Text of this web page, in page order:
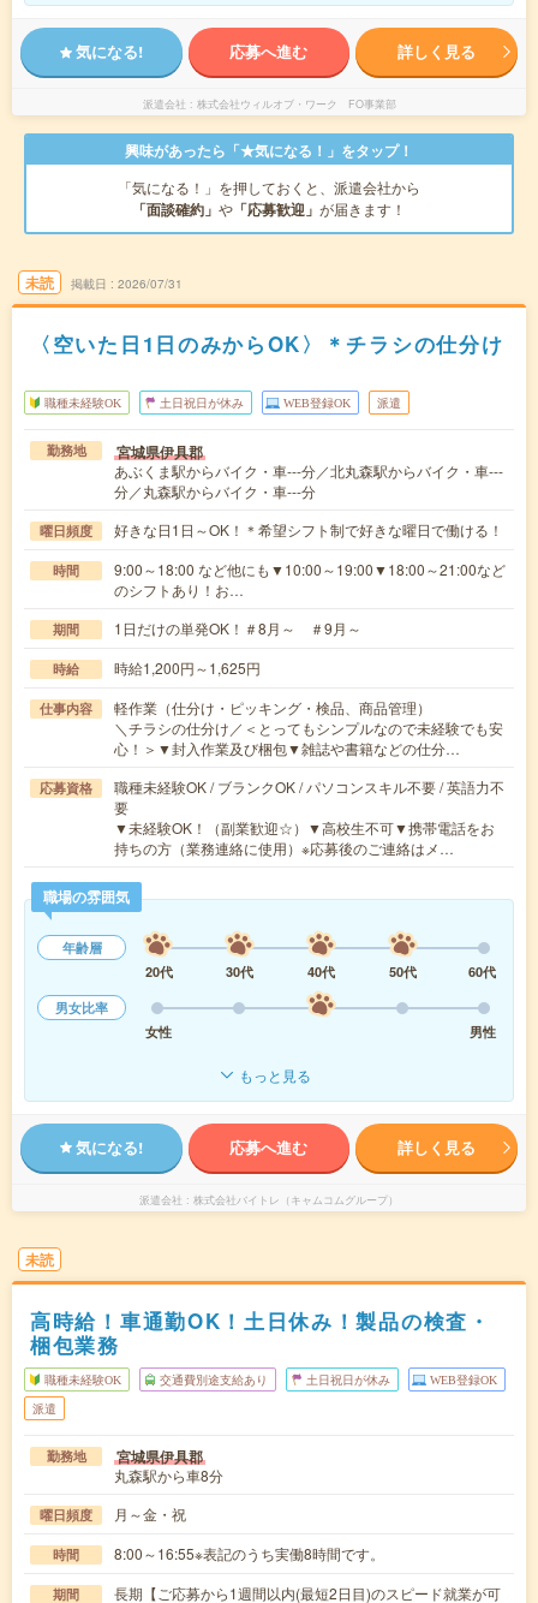
気になる! 応募へ進む 詳しく見る
派遣会社 株式会社ウィルオブ・ワーク FO事業部
興味があったら「★気になる！」をタップ！
「気になる！」を押しておくと、派遣会社から
「面談確約」 や 「応募歓迎」 が届きます！
未読 掲載日 2026/07/31
〈空いた日1日のみからOK〉＊チラシの仕分け
職種未経験OK 土日祝日が休み WEB登録OK 派遣
勤務地 宮城県伊具郡
あぶくま駅からバイク・車---分／北丸森駅からバイク・車---
分／丸森駅からバイク・車---分
曜日頻度 好きな日1日～OK！＊希望シフト制で好きな曜日で働ける！
時間
9:00～18:00 など他にも▼10:00～19:00▼18:00～21:00など
のシフトあり！お…
期間 1日だけの単発OK！＃8月～ ＃9月～
時給 時給1,200円～1,625円
仕事内容
軽作業（仕分け・ピッキング・検品、商品管理）
＼チラシの仕分け／＜とってもシンプルなので未経験でも安
心！＞▼封入作業及び梱包▼雑誌や書籍などの仕分…
応募資格
職種未経験OK / ブランクOK / パソコンスキル不要 / 英語力不
要
▼未経験OK！（副業歓迎☆）▼高校生不可▼携帯電話をお
持ちの方（業務連絡に使用）※応募後のご連絡はメ…
職場の雰囲気
年齢層
20代
30代 40代 50代
60代
男女比率
女性
男性
もっと見る
気になる! 応募へ進む 詳しく見る
派遣会社 株式会社バイトレ（キャムコムグループ）
未読
高時給！車通勤OK！土日休み！製品の検査・
梱包業務
職種未経験OK 交通費別途支給あり 土日祝日が休み WEB登録OK
派遣
勤務地 宮城県伊具郡
丸森駅から車8分
曜日頻度 月～金・祝
時間 8:00～16:55※表記のうち実働8時間です。
期間 長期【ご応募から1週間以内(最短2日目)のスピード就業が可